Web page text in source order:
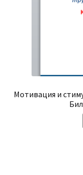
Мотивация и